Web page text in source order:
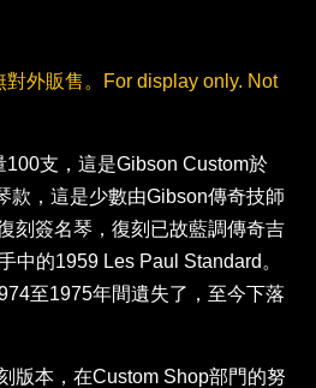
外販售。For display only. Not
支，這是Gibson Custom於
款，這是少數由Gibson傳奇技師
刻簽名琴，復刻已故藍調傳奇吉
中的1959 Les Paul Standard。
至1975年間遺失了，至今下落
版本，在Custom Shop部門的努